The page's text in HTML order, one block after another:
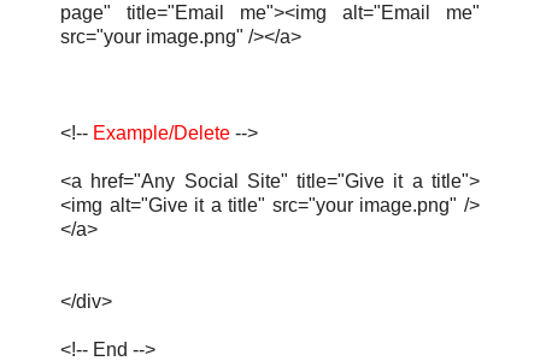
page" title="Email me"><img alt="Email me"
src="your image.png" /></a>
<!-- Example/Delete -->
<a href="Any Social Site" title="Give it a title">
<img alt="Give it a title" src="your image.png" />
</a>
</div>
<!-- End -->